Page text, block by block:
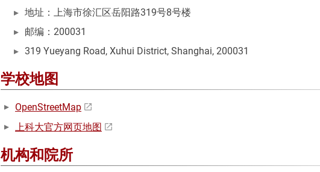
地址：上海市徐汇区岳阳路319号8号楼
邮编：200031
319 Yueyang Road, Xuhui District, Shanghai, 200031
学校地图
OpenStreetMap
上科大官方网页地图
机构和院所